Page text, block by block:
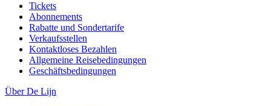
Tickets
Abonnements
Rabatte und Sondertarife
Verkaufsstellen
Kontaktloses Bezahlen
Allgemeine Reisebedingungen
Geschäftsbedingungen
Über De Lijn